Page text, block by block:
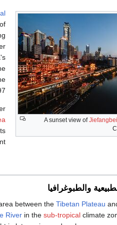
A sunset view of
والطبوغرافيا
between the Tibetan Plateau
River in the sub-tropical climate